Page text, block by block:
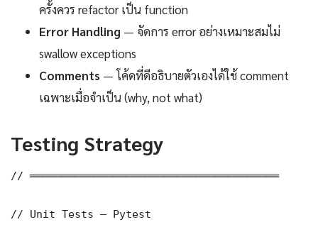
ครั้งควร refactor เป็น function
Error Handling — จัดการ error อย่างเหมาะสมไม่
swallow exceptions
Comments — โค้ดที่ดีอธิบายตัวเองได้ใช้ comment
เฉพาะเมื่อจำเป็น (why, not what)
Testing Strategy
// ═══════════════════════════════════════
// Unit Tests — Pytest